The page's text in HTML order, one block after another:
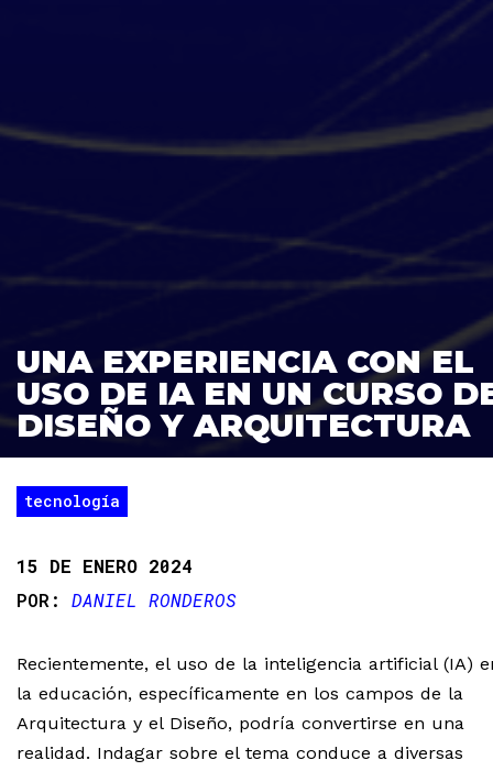
UNA EXPERIENCIA CON EL
USO DE IA EN UN CURSO
DISEÑO Y ARQUITECTURA
tecnología
15 DE ENERO 2024
DANIEL RONDEROS
Recientemente, el uso de la inteligencia artificial (IA)
la educación, específicamente en los campos de la
Arquitectura y el Diseño, podría convertirse en una
realidad. Indagar sobre el tema conduce a diversas